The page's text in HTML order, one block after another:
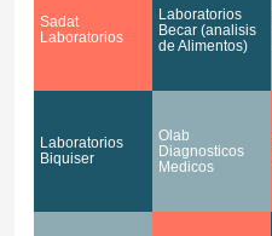
Sadat
Laboratorios
Laboratorios
Becar (analisis
de Alimentos)
Laboratorios
Biquiser
Olab
Diagnosticos
Medicos